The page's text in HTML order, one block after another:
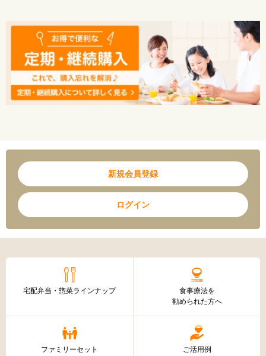
カルシウム ：20mg
鉄 ：4.5mg
マグネシウム：10mg
食 塩 相 当 量：0.1g
※本品は多量摂取により疾病が治癒したり、より健康が増進するものではありませ
ん。1日の摂取目安量を守ってください。
※鉄含有の為、お茶をかけると黒変することがありますが、品質には問題ありませ
ん。
新規会員登録
ログイン
宅配弁当・惣菜ラインナップ
食事療法を
勧められた方へ
ファミリーセット
ご活用例